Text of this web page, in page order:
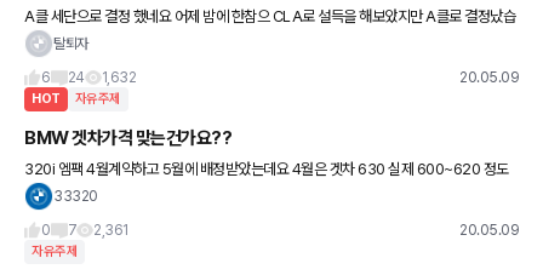
A클 세단으로 결정 했네요 어제 밤에 한참으 CLA로 설득을 해보았지만 A클로 결정났습
니다. 아이 둘 어머니께 맡기고 오늘 계약하러 갑니다 ㅎㅎ 어제 결정 도와주셨던 금나와
탈퇴자
6
24 1,632 20.05.09
HOT 자유주제
BMW 겟차가격 맞는건가요??
320i 엠팩 4월계약하고 5월에 배정받았는데요 4월은 겟차 630 실제 600~620 정도
였는데 5월은 겟차 650 실제 580정도가 나오네요..? 어제 겟차 580으로 뜨다가 650으33320
0
7 2,361 20.05.09
자유주제